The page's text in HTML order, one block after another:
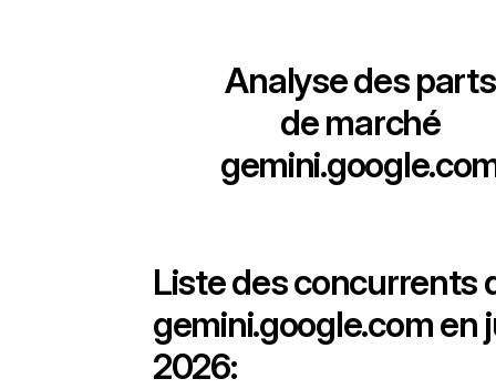
Analyse des parts
de marché
Liste des concurrents
gemini.google.com en
2026: